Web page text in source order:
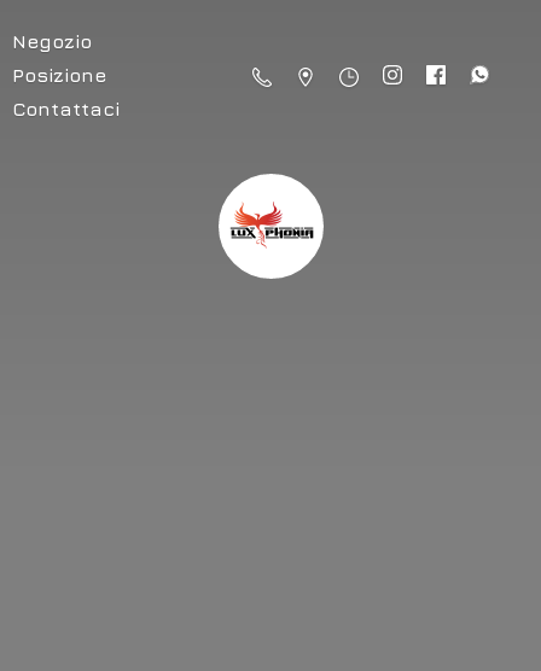
Negozio
Posizione
Contattaci